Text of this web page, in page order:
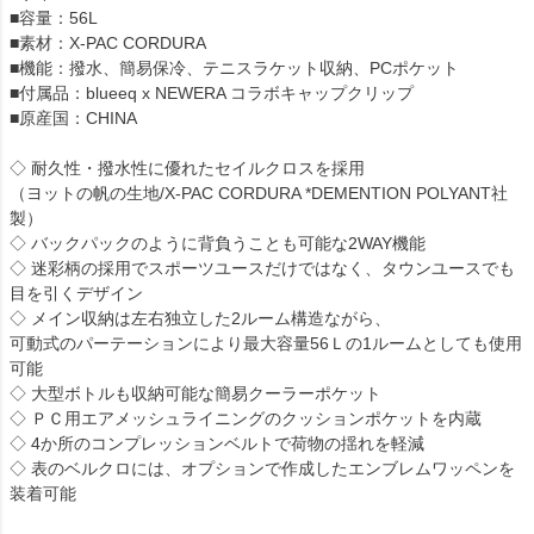
■容量：56L
■素材：X-PAC CORDURA
■機能：撥水、簡易保冷、テニスラケット収納、PCポケット
■付属品：blueeq x NEWERA コラボキャップクリップ
■原産国：CHINA
◇ 耐久性・撥水性に優れたセイルクロスを採用
（ヨットの帆の生地/X-PAC CORDURA *DEMENTION POLYANT社
製）
◇ バックパックのように背負うことも可能な2WAY機能
◇ 迷彩柄の採用でスポーツユースだけではなく、タウンユースでも
目を引くデザイン
◇ メイン収納は左右独立した2ルーム構造ながら、
可動式のパーテーションにより最大容量56Ｌの1ルームとしても使用
可能
◇ 大型ボトルも収納可能な簡易クーラーポケット
◇ ＰＣ用エアメッシュライニングのクッションポケットを内蔵
◇ 4か所のコンプレッションベルトで荷物の揺れを軽減
◇ 表のベルクロには、オプションで作成したエンブレムワッペンを
装着可能